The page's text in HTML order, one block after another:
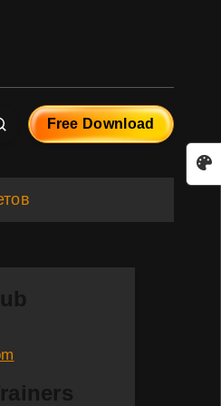
Free Download